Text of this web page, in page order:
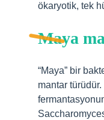
ökaryotik, tek
Maya
“Maya” bir
mantar